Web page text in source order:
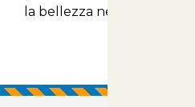
la bellezza nel tuo giardino!